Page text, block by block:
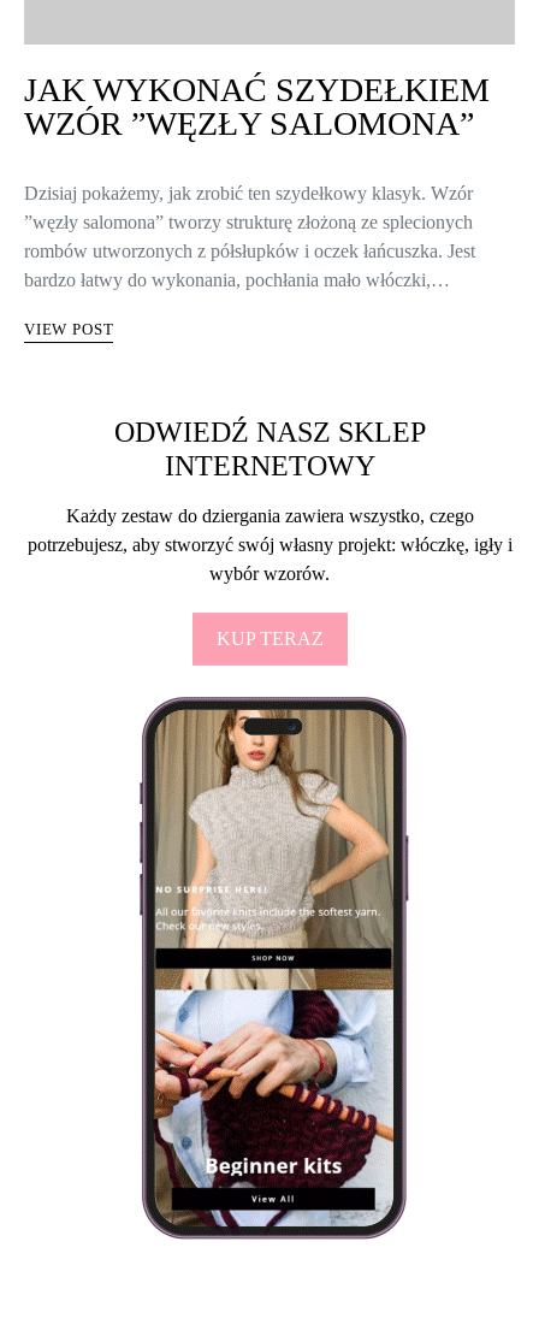
JAK WYKONAĆ SZYDEŁKIEM
WZÓR ”WĘZŁY SALOMONA”
Dzisiaj pokażemy, jak zrobić ten szydełkowy klasyk. Wzór
”węzły salomona” tworzy strukturę złożoną ze splecionych
rombów utworzonych z półsłupków i oczek łańcuszka. Jest
bardzo łatwy do wykonania, pochłania mało włóczki,…
VIEW POST
ODWIEDŹ NASZ SKLEP
INTERNETOWY
Każdy zestaw do dziergania zawiera wszystko, czego
potrzebujesz, aby stworzyć swój własny projekt: włóczkę, igły i
wybór wzorów.
KUP TERAZ